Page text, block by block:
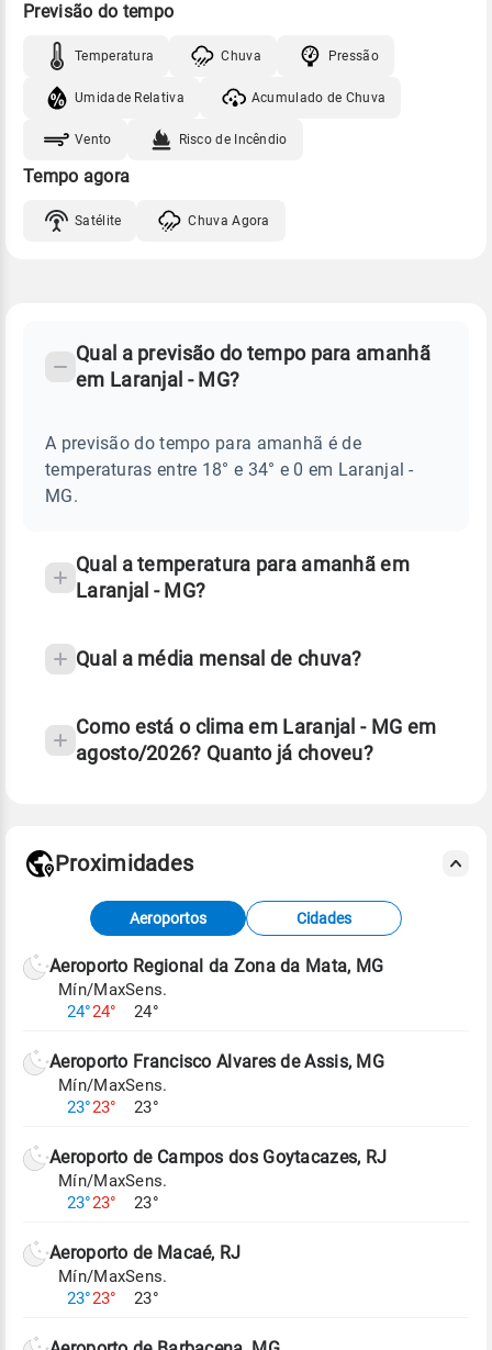
Previsão do tempo
Temperatura Chuva Pressão
Umidade Relativa Acumulado de Chuva
Vento Risco de Incêndio
Tempo agora
Satélite Chuva Agora
LARANJAL
Perguntas
sobre
chuva
Qual a previsão do tempo para amanhã
em Laranjal - MG?
A previsão do tempo para amanhã é de
temperaturas entre 18° e 34° e 0 em Laranjal -
MG.
Qual a temperatura para amanhã em
Laranjal - MG?
Qual a média mensal de chuva?
Como está o clima em Laranjal - MG em
agosto/2026? Quanto já choveu?
Fonte: dados combinados de estações
meteorológicas e satélite do Centro de Previsão
de Tempo e Estudos Climáticos (CPTEC).
Para obter mais informações sobre os dados
Proximidades
Aeroportos Cidades
Aeroporto Regional da Zona da Mata, MG
Mín/Max
24°24°
Sens.
24°
Aeroporto Francisco Alvares de Assis, MG
Mín/Max
23°23°
Sens.
23°
Aeroporto de Campos dos Goytacazes, RJ
Mín/Max
23°23°
Sens.
23°
Aeroporto de Macaé, RJ
Mín/Max
23°23°
Sens.
23°